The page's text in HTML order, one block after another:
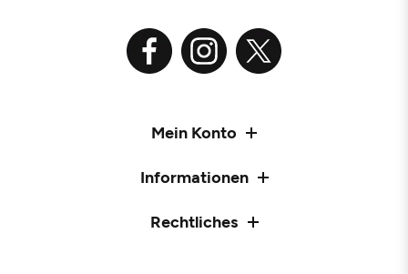
Mein Konto
Informationen
Rechtliches